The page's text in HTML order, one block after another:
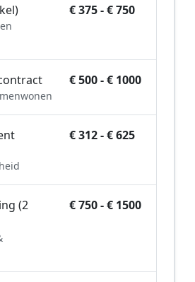
€ 375 - € 750
€ 500 - € 1000
€ 312 - € 625
(2
€ 750 - € 1500